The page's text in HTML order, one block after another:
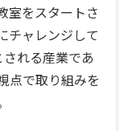
室をスタートさ
チャレンジして
れる産業であ
点で取り組みを